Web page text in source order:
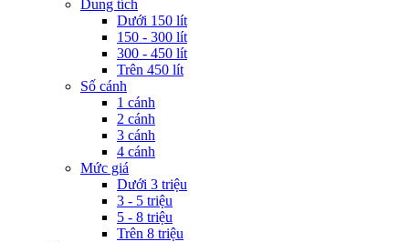
Dung tích
Dưới 150 lít
150 - 300 lít
300 - 450 lít
Trên 450 lít
Số cánh
1 cánh
2 cánh
3 cánh
4 cánh
Mức giá
Dưới 3 triệu
3 - 5 triệu
5 - 8 triệu
Trên 8 triệu